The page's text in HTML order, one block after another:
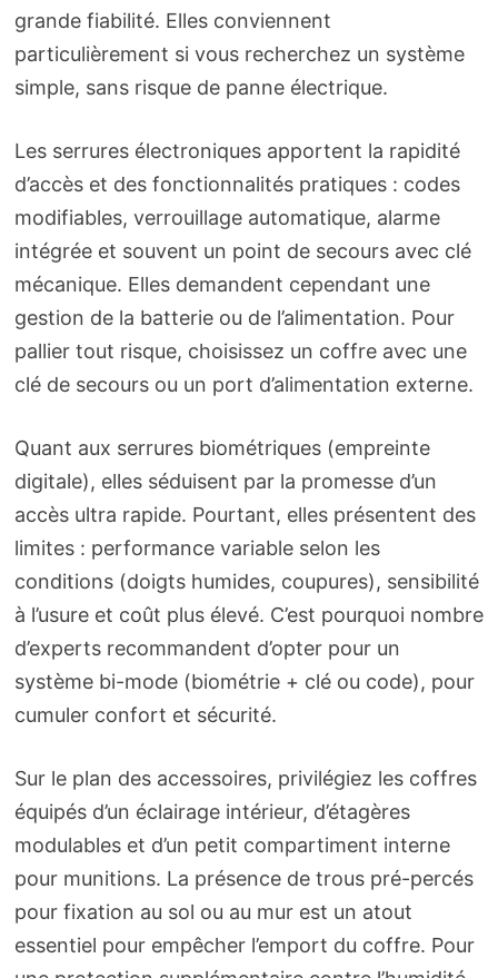
grande fiabilité. Elles conviennent
particulièrement si vous recherchez un système
simple, sans risque de panne électrique.
Les serrures électroniques apportent la rapidité
d’accès et des fonctionnalités pratiques : codes
modifiables, verrouillage automatique, alarme
intégrée et souvent un point de secours avec clé
mécanique. Elles demandent cependant une
gestion de la batterie ou de l’alimentation. Pour
pallier tout risque, choisissez un coffre avec une
clé de secours ou un port d’alimentation externe.
Quant aux serrures biométriques (empreinte
digitale), elles séduisent par la promesse d’un
accès ultra rapide. Pourtant, elles présentent des
limites : performance variable selon les
conditions (doigts humides, coupures), sensibilité
à l’usure et coût plus élevé. C’est pourquoi nombre
d’experts recommandent d’opter pour un
système bi-mode (biométrie + clé ou code), pour
cumuler confort et sécurité.
Sur le plan des accessoires, privilégiez les coffres
équipés d’un éclairage intérieur, d’étagères
modulables et d’un petit compartiment interne
pour munitions. La présence de trous pré-percés
pour fixation au sol ou au mur est un atout
essentiel pour empêcher l’emport du coffre. Pour